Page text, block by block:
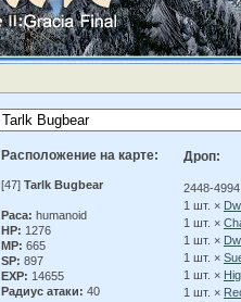
Расположение на карте:
[47] Tarlk Bugbear
Раса: humanoid
HP: 1276
MP: 665
SP: 897
EXP: 14655
Радиус атаки: 40
Дроп:
2448-
1 шт. ×
1 шт. ×
1 шт. ×
1 шт. ×
1 шт. ×
1 шт. ×